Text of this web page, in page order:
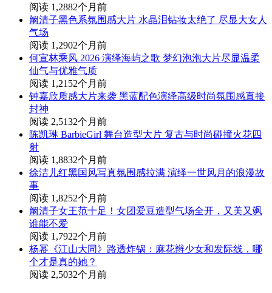
阅读 1,2882个月前
阚清子黑色系氛围感大片 水晶泪钻妆太绝了 尽显大女人
气场
阅读 1,2902个月前
何宣林乘风 2026 演绎海屿之歌 梦幻泡泡大片尽显温柔
仙气与优雅气质
阅读 1,2152个月前
钟嘉欣质感大片来袭 黑蓝配色演绎高级时尚氛围感直接
封神
阅读 2,5132个月前
陈凯琳 BarbieGirl 舞台造型大片 复古与时尚碰撞火花四
射
阅读 1,8832个月前
徐洁儿红黑国风写真氛围感拉满 演绎一世风月的浪漫故
事
阅读 1,8252个月前
阚清子女王范十足！女团爱豆造型气场全开，又美又飒
谁能不爱
阅读 1,7922个月前
杨幂《江山大同》路透炸锅：麻花辫少女和发际线，哪
个才是真的她？
阅读 2,5032个月前